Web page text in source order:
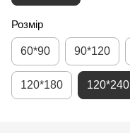
Розмір
60*90 90*120
120*180 120*240